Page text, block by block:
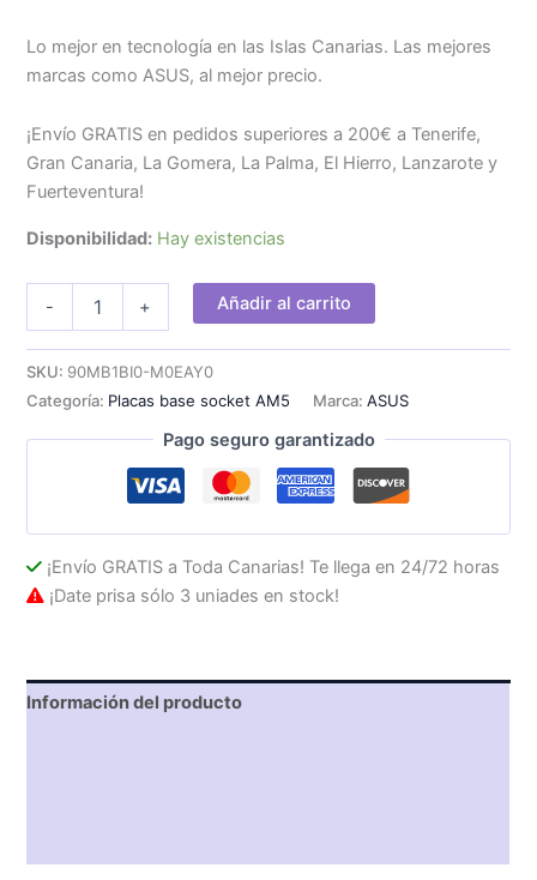
Lo mejor en tecnología en las Islas Canarias. Las mejores
marcas como ASUS, al mejor precio.
¡Envío GRATIS en pedidos superiores a 200€ a Tenerife,
Gran Canaria, La Gomera, La Palma, El Hierro, Lanzarote y
Fuerteventura!
Disponibilidad: Hay existencias
-
B650E-
GAMING
WIFI:
ITX
cantidad
+ Añadir al carrito
SKU: 90MB1BI0-M0EAY0
Categoría: Placas base socket AM5 Marca:ASUS
Pago seguro garantizado
¡Envío GRATIS a Toda Canarias! Te llega en 24/72 horas
¡Date prisa sólo 3 uniades en stock!
Información del producto